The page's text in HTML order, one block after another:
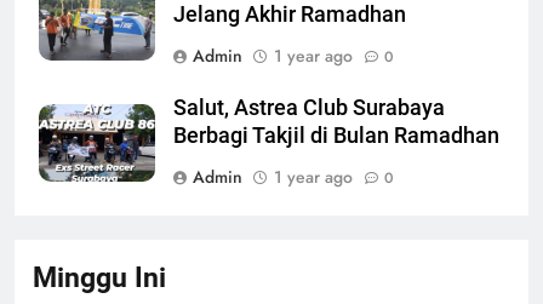
Jelang Akhir Ramadhan
Admin
1 year ago 0
Salut, Astrea Club Surabaya
Berbagi Takjil di Bulan Ramadhan
Admin
1 year ago 0
Minggu Ini